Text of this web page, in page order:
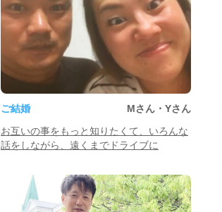
ご結婚
Mさん・Yさん
お互いの事をもっと知りたくて、いろんな
話をしながら、遠くまでドライブに